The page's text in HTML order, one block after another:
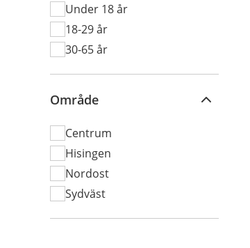
Under 18 år
18-29 år
30-65 år
Område
Centrum
Hisingen
Nordost
Sydväst